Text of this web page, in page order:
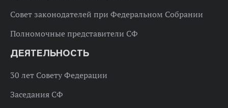
Совет законодателей при Федеральном Собрании
Полномочные представители СФ
ДЕЯТЕЛЬНОСТЬ
30 лет Совету Федерации
Заседания СФ